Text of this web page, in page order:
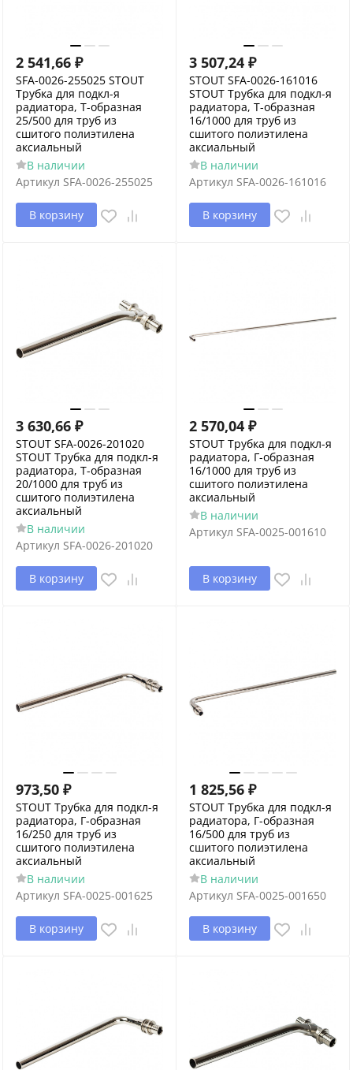
2 541,66 ₽
SFA-0026-255025 STOUT
Трубка для подкл-я
радиатора, Т-образная
25/500 для труб из
сшитого полиэтилена
аксиальный
В наличии
Артикул SFA-0026-255025
В корзину
3 507,24 ₽
STOUT SFA-0026-161016
STOUT Трубка для подкл-я
радиатора, Т-образная
16/1000 для труб из
сшитого полиэтилена
аксиальный
В наличии
Артикул SFA-0026-161016
В корзину
3 630,66 ₽
STOUT SFA-0026-201020
STOUT Трубка для подкл-я
радиатора, Т-образная
20/1000 для труб из
сшитого полиэтилена
аксиальный
В наличии
Артикул SFA-0026-201020
В корзину
2 570,04 ₽
STOUT Трубка для подкл-я
радиатора, Г-образная
16/1000 для труб из
сшитого полиэтилена
аксиальный
В наличии
Артикул SFA-0025-001610
В корзину
973,50 ₽
STOUT Трубка для подкл-я
радиатора, Г-образная
16/250 для труб из
сшитого полиэтилена
аксиальный
В наличии
Артикул SFA-0025-001625
В корзину
1 825,56 ₽
STOUT Трубка для подкл-я
радиатора, Г-образная
16/500 для труб из
сшитого полиэтилена
аксиальный
В наличии
Артикул SFA-0025-001650
В корзину